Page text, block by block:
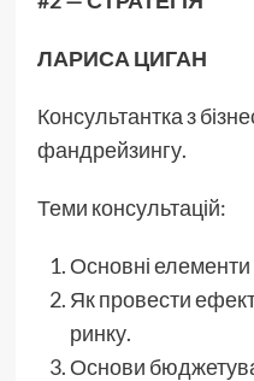
ЛАРИСА ЦИГАН
Консультантка з
фандрейзингу.
Теми консультацій:
Основні елементи
Як провести
ринку.
Основи